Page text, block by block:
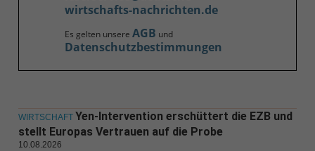
wirtschafts-nachrichten.de
Es gelten unsere AGB und
Datenschutzbestimmungen
WIRTSCHAFT Yen-Intervention erschüttert die EZB und
stellt Europas Vertrauen auf die Probe
10.08.2026